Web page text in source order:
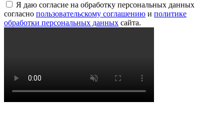
Я даю согласие на обработку персональных данных
согласно пользовательскому соглашению и политике
обработки персональных данных сайта.